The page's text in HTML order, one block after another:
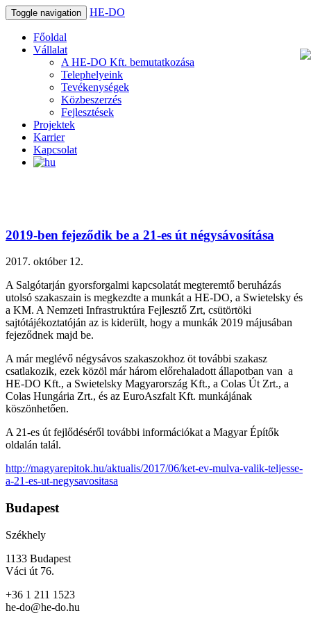
Toggle navigation HE-DO
Főoldal
Vállalat
A HE-DO Kft. bemutatkozása
Telephelyeink
Tevékenységek
Közbeszerzés
Fejlesztések
Projektek
Karrier
Kapcsolat
2019-ben fejeződik be a 21-es út négysávosítása
2017. október 12.
A Salgótarján gyorsforgalmi kapcsolatát megteremtő beruházás
utolsó szakaszain is megkezdte a munkát a HE-DO, a Swietelsky és
a KM. A Nemzeti Infrastruktúra Fejlesztő Zrt, csütörtöki
sajtótájékoztatóján az is kiderült, hogy a munkák 2019 májusában
fejeződnek majd be.
A már meglévő négysávos szakaszokhoz öt további szakasz
csatlakozik, ezek közöl már három előrehaladott állapotban van a
HE-DO Kft., a Swietelsky Magyarország Kft., a Colas Út Zrt., a
Colas Hungária Zrt., és az EuroAszfalt Kft. munkájának
köszönhetően.
A 21-es út fejlődéséről további információkat a Magyar Építők
oldalán talál.
http://magyarepitok.hu/aktualis/2017/06/ket-ev-mulva-valik-teljesse-
a-21-es-ut-negysavositasa
Budapest
Székhely
1133 Budapest
Váci út 76.
+36 1 211 1523
he-do@he-do.hu